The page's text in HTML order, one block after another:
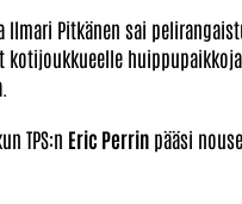
Pitkänen sai
kotijoukkueelle
TPS:n Eric Perrin pääsi